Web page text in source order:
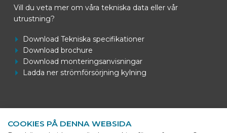
Vill du veta mer om våra tekniska data eller vår
utrustning?
Download Tekniska specifikationer
Download brochure
Download monteringsanvisningar
Ladda ner strömförsörjning kylning
BEKS Systems
COOKIES PÅ DENNA WEBSIDA